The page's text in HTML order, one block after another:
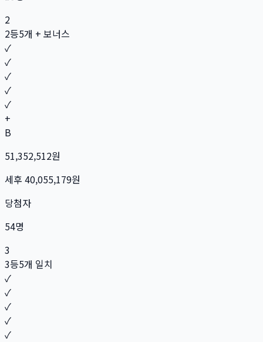
2
2등5개 + 보너스
✓
✓
✓
✓
✓
+
B
51,352,512원
세후 40,055,179원
당첨자
54명
3
3등5개 일치
✓
✓
✓
✓
✓